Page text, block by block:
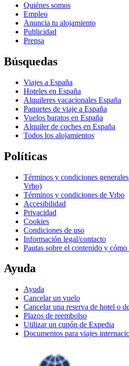
Quiénes somos
Empleo
Anuncia tu alojamiento
Publicidad
Prensa
Búsquedas
Viajes a España
Hoteles en España
Alquileres vacacionales España
Paquetes de viaje a España
Vuelos baratos en España
Alquiler de coches en España
Todos los alojamientos
Políticas
Términos y condiciones
Vrbo)
Términos y condiciones de Vrbo
Accesibilidad
Privacidad
Cookies
Condiciones de uso
Información legal/contacto
Pautas sobre el contenido y
Ayuda
Ayuda
Cancelar un vuelo
Cancelar una reserva de hotel o
Plazos de reembolso
Utilizar un cupón de Expedia
Documentos para viajes